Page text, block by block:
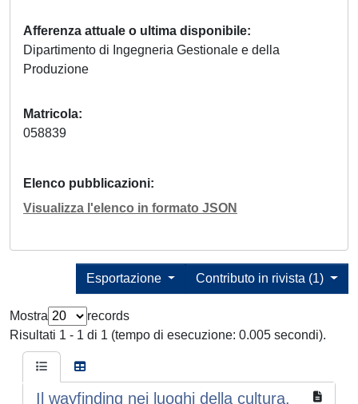
Afferenza attuale o ultima disponibile
Dipartimento di Ingegneria Gestionale e della
Produzione
Matricola
058839
Elenco pubblicazioni
Visualizza l'elenco in formato JSON
Contributo in rivista (1)
Esportazione
Mostra
records
Risultati 1 - 1 di 1 (tempo di esecuzione: 0.005 secondi).
Il wayfinding nei luoghi della cultura.